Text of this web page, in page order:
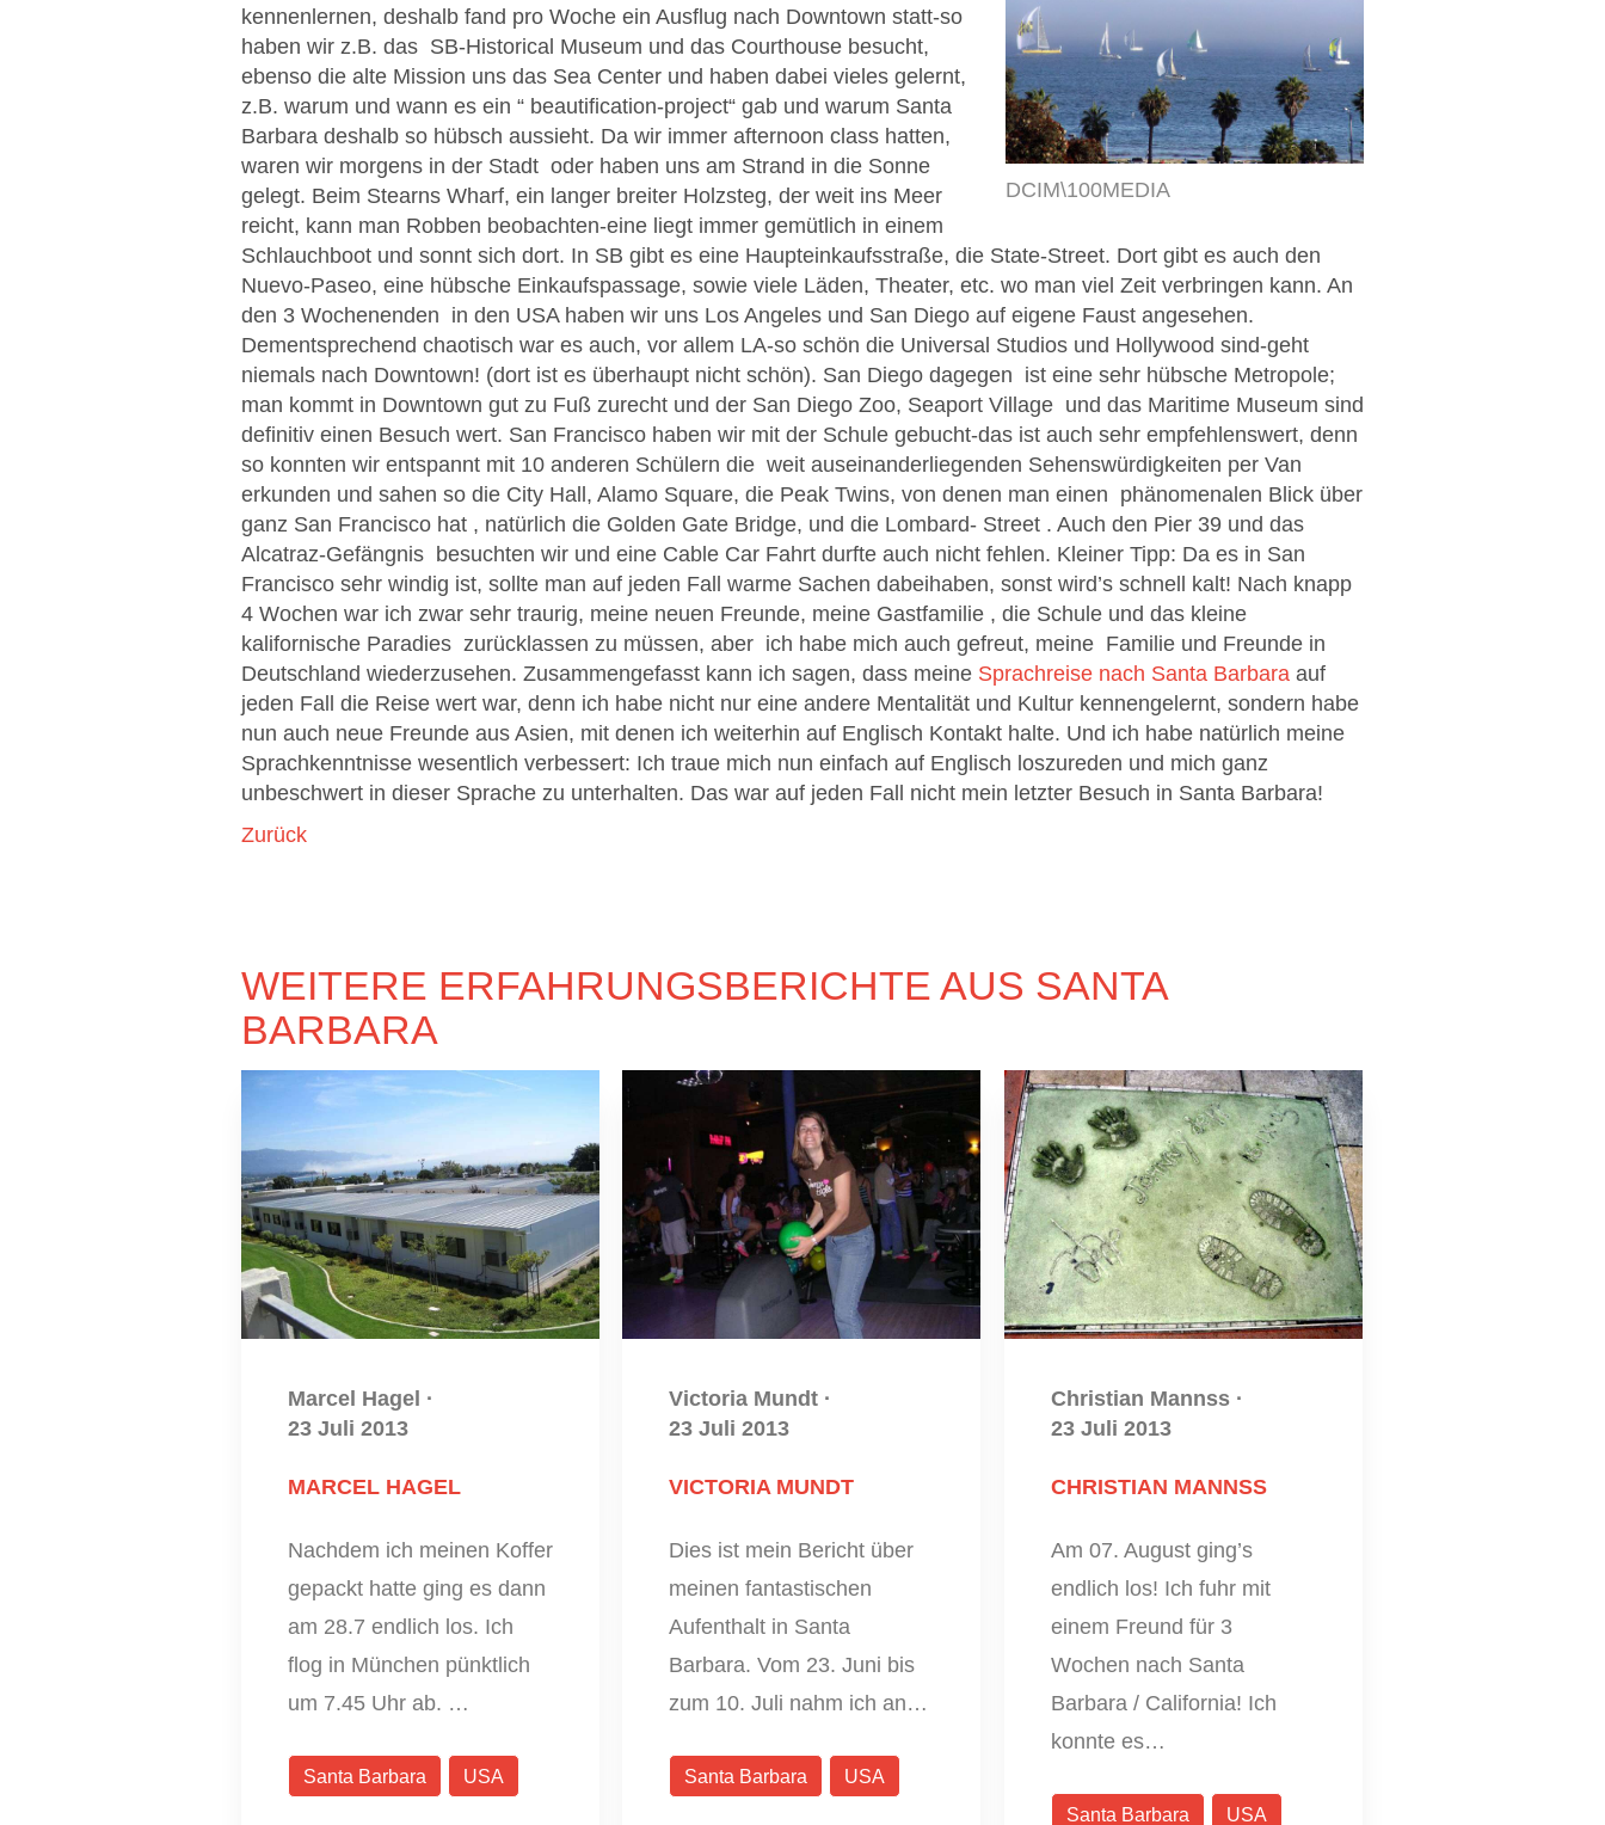
DCIM\100MEDIA
kennenlernen, deshalb fand pro Woche ein Ausflug nach Downtown statt-so
haben wir z.B. das SB-Historical Museum und das Courthouse besucht,
ebenso die alte Mission uns das Sea Center und haben dabei vieles gelernt,
z.B. warum und wann es ein “ beautification-project“ gab und warum Santa
Barbara deshalb so hübsch aussieht. Da wir immer afternoon class hatten,
waren wir morgens in der Stadt oder haben uns am Strand in die Sonne
gelegt. Beim Stearns Wharf, ein langer breiter Holzsteg, der weit ins Meer
reicht, kann man Robben beobachten-eine liegt immer gemütlich in einem
Schlauchboot und sonnt sich dort. In SB gibt es eine Haupteinkaufsstraße, die State-Street. Dort gibt es auch den
Nuevo-Paseo, eine hübsche Einkaufspassage, sowie viele Läden, Theater, etc. wo man viel Zeit verbringen kann. An
den 3 Wochenenden in den USA haben wir uns Los Angeles und San Diego auf eigene Faust angesehen.
Dementsprechend chaotisch war es auch, vor allem LA-so schön die Universal Studios und Hollywood sind-geht
niemals nach Downtown! (dort ist es überhaupt nicht schön). San Diego dagegen ist eine sehr hübsche Metropole;
man kommt in Downtown gut zu Fuß zurecht und der San Diego Zoo, Seaport Village und das Maritime Museum sind
definitiv einen Besuch wert. San Francisco haben wir mit der Schule gebucht-das ist auch sehr empfehlenswert, denn
so konnten wir entspannt mit 10 anderen Schülern die weit auseinanderliegenden Sehenswürdigkeiten per Van
erkunden und sahen so die City Hall, Alamo Square, die Peak Twins, von denen man einen phänomenalen Blick über
ganz San Francisco hat , natürlich die Golden Gate Bridge, und die Lombard- Street . Auch den Pier 39 und das
Alcatraz-Gefängnis besuchten wir und eine Cable Car Fahrt durfte auch nicht fehlen. Kleiner Tipp: Da es in San
Francisco sehr windig ist, sollte man auf jeden Fall warme Sachen dabeihaben, sonst wird’s schnell kalt! Nach knapp
4 Wochen war ich zwar sehr traurig, meine neuen Freunde, meine Gastfamilie , die Schule und das kleine
kalifornische Paradies zurücklassen zu müssen, aber ich habe mich auch gefreut, meine Familie und Freunde in
Deutschland wiederzusehen. Zusammengefasst kann ich sagen, dass meine Sprachreise nach Santa Barbara auf
jeden Fall die Reise wert war, denn ich habe nicht nur eine andere Mentalität und Kultur kennengelernt, sondern habe
nun auch neue Freunde aus Asien, mit denen ich weiterhin auf Englisch Kontakt halte. Und ich habe natürlich meine
Sprachkenntnisse wesentlich verbessert: Ich traue mich nun einfach auf Englisch loszureden und mich ganz
unbeschwert in dieser Sprache zu unterhalten. Das war auf jeden Fall nicht mein letzter Besuch in Santa Barbara!
Zurück
WEITERE ERFAHRUNGSBERICHTE AUS SANTA
BARBARA
Marcel Hagel ·
23 Juli 2013
MARCEL HAGEL
Nachdem ich meinen Koffer
gepackt hatte ging es dann
am 28.7 endlich los. Ich
flog in München pünktlich
um 7.45 Uhr ab. …
Santa Barbara USA
Victoria Mundt ·
23 Juli 2013
VICTORIA MUNDT
Dies ist mein Bericht über
meinen fantastischen
Aufenthalt in Santa
Barbara. Vom 23. Juni bis
zum 10. Juli nahm ich an…
Santa Barbara USA
Christian Mannss ·
23 Juli 2013
CHRISTIAN MANNSS
Am 07. August ging’s
endlich los! Ich fuhr mit
einem Freund für 3
Wochen nach Santa
Barbara / California! Ich
konnte es…
Santa Barbara USA